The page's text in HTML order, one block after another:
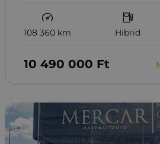
108 360 km Hibrid
10‏‏‎ ‎490‏‏‎ ‎000 Ft